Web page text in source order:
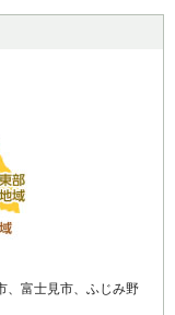
、富士見市、ふじみ野